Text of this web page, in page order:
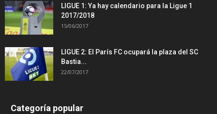
LIGUE 1: Ya hay calendario para la Ligue 1
2017/2018
15/06/2017
LIGUE 2: El París FC ocupará la plaza del SC
Bastia...
22/07/2017
Categoría popular